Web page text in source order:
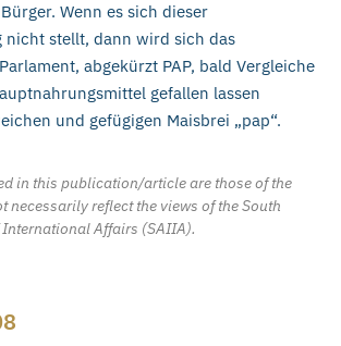
Wenn es sich dieser
nicht stellt, dann wird sich das
abgekürzt PAP, bald Vergleiche
gefallen lassen
und gefügigen Maisbrei „pap“.
in this publication/article are those of the
necessarily reflect the views of the South
Affairs (SAIIA).